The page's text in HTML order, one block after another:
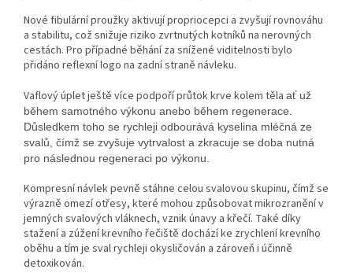
Nové fibulární proužky aktivují propriocepci a zvyšují rovnováhu
a stabilitu, což snižuje riziko zvrtnutých kotníků na nerovných
cestách. Pro případné běhání za snížené viditelnosti bylo
přidáno reflexní logo na zadní straně návleku.
Vaflový úplet ještě více podpoří průtok krve kolem těla ať už
během samotného výkonu anebo během regenerace.
Důsledkem toho se rychleji odbourává kyselina mléčná ze
svalů, čímž se zvyšuje vytrvalost a zkracuje se doba nutná
pro následnou regeneraci po výkonu.
Kompresní návlek pevně stáhne celou svalovou skupinu, čímž se
výrazně omezí otřesy, které mohou způsobovat mikrozranění v
jemných svalových vláknech, vznik únavy a křečí. Také díky
stažení a zúžení krevního řečiště dochází ke zrychlení krevního
oběhu a tím je sval rychleji okysličován a zároveň i účinně
detoxikován.